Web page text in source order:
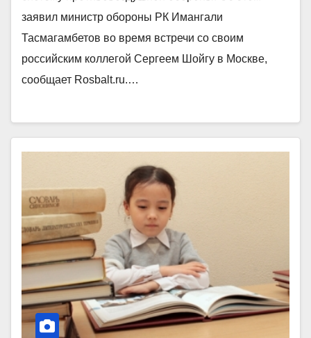
заявил министр обороны РК Имангали
Тасмагамбетов во время встречи со своим
российским коллегой Сергеем Шойгу в Москве,
сообщает Rosbalt.ru.…